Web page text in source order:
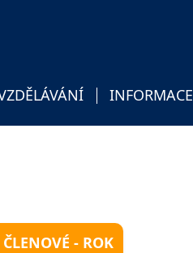
INFORMACE
- ROK